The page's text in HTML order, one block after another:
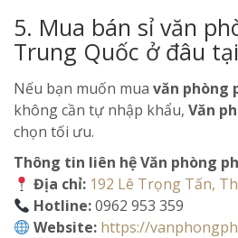
5. Mua bán sỉ văn
Trung Quốc ở đâu
Nếu bạn muốn mua văn phòng
không cần tự nhập khẩu, Văn
chọn tối ưu.
Thông tin liên hệ Văn phòng
Địa chỉ: 192 Lê Trọng Tấn,
Hotline:0962 953 359
Website: https://